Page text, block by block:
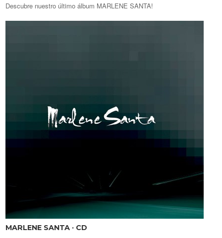
Descubre nuestro último álbum MARLENE SANTA!
MARLENE SANTA · CD